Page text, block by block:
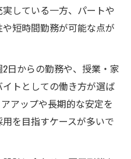
している一方、パートや
短時間勤務が可能な点が
日からの勤務や、授業・家
トとしての働き方が選ば
アップや長期的な安定を
を目指すケースが多いで